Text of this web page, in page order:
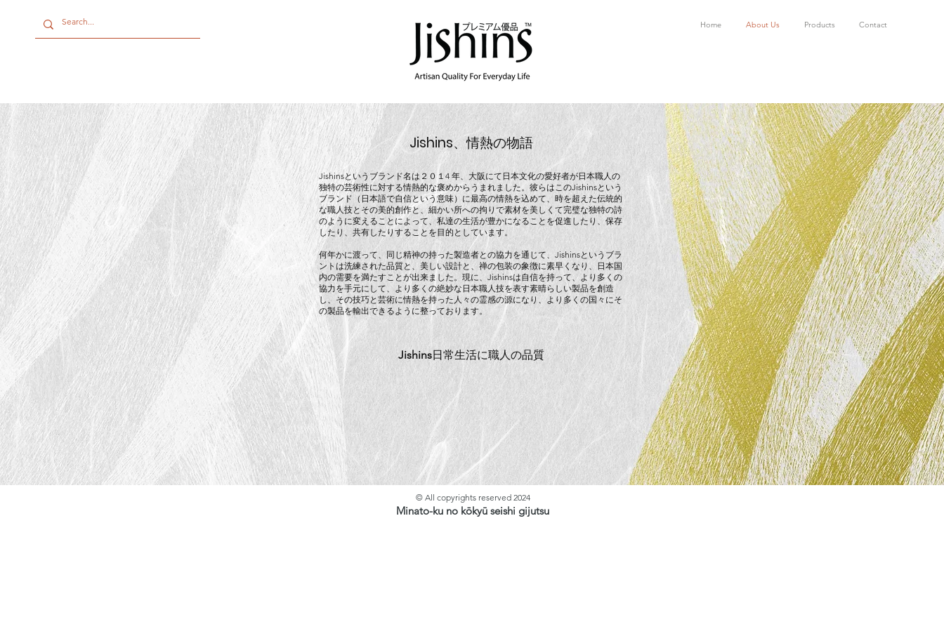
Home About Us Products Contact
Jishins、情熱の物語
Jishinsというブランド名は２０１4 年、大阪にて日本文化の愛好者が日本職人の
独特の芸術性に対する情熱的な褒めからうまれました。彼らはこのJishinsという
ブランド（日本語で自信という意味）に最高の情熱を込めて、時を超えた伝統的
な職人技とその美的創作と、細かい所への拘りで素材を美しくて完璧な独特の詩
のように変えることによって、私達の生活が豊かになることを促進したり、保存
したり、共有したりすることを目的としています。
何年かに渡って、同じ精神の持った製造者との協力を通じて、Jishinsというブラ
ントは洗練された品質と、美しい設計と、禅の包装の象徴に素早くなり、日本国
内の需要を満たすことが出来ました。現に、Jishinsは自信を持って、より多くの
協力を手元にして、より多くの絶妙な日本職人技を表す素晴らしい製品を創造
し、その技巧と芸術に情熱を持った人々の霊感の源になり、より多くの国々にそ
の製品を輸出できるように整っております。
Jishins日常生活に職人の品質
© All copyrights reserved 2024
Minato-ku no kōkyū seishi gijutsu